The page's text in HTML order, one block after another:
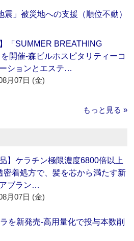
」被災地への支援（順位不動）
】「SUMMER BREATHING
開催‐森ビルホスピタリティーコ
ションとエステ…
月07日 (金)
もっと見る »
品】ケラチン極限濃度6800倍以上
密着処方で、髪を芯から満たす新
ブラン…
月07日 (金)
を新発売‐高用量化で投与本数削